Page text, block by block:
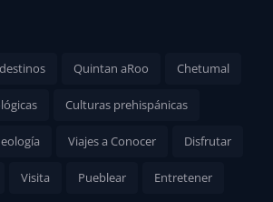
destinos Quintan aRoo Chetumal
Culturas prehispánicas
Viajes a Conocer Disfrutar
Visita Pueblear Entretener